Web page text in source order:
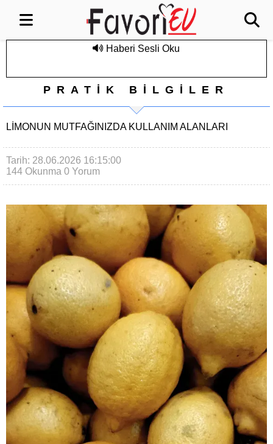
Haberi Sesli Oku
PRATİK BİLGİLER
LIMONUN MUTFAĞINIZDA KULLANIM ALANLARI
Tarih: 28.06.2026 16:15:00
144 Okunma 0 Yorum